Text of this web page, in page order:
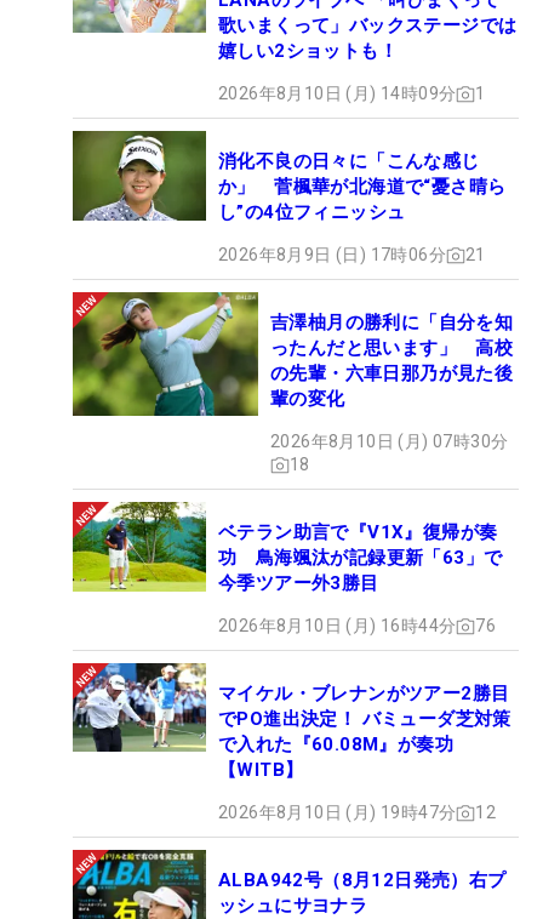
歌いまくって」バックステージでは
嬉しい2ショットも！
2026年8月10日 (月) 14時09分 1
消化不良の日々に「こんな感じ
か」 菅楓華が北海道で“憂さ晴ら
し”の4位フィニッシュ
2026年8月9日 (日) 17時06分 21
吉澤柚月の勝利に「自分を知
ったんだと思います」 高校
の先輩・六車日那乃が見た後
輩の変化
2026年8月10日 (月) 07時30分
18
ベテラン助言で『V1X』復帰が奏
功 鳥海颯汰が記録更新「63」で
今季ツアー外3勝目
2026年8月10日 (月) 16時44分 76
マイケル・ブレナンがツアー2勝目
でPO進出決定！ バミューダ芝対策
で入れた『60.08M』が奏功
【WITB】
2026年8月10日 (月) 19時47分 12
ALBA942号（8月12日発売）右プ
ッシュにサヨナラ